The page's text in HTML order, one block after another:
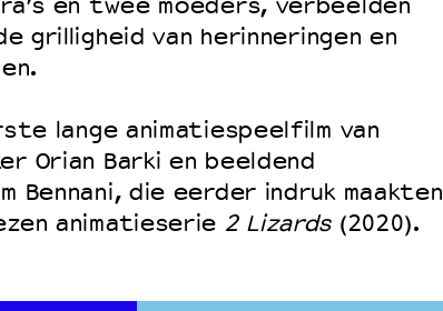
grilligheid van herinneringen en
lange animatiespeelfilm van
Orian Barki en beeldend
Bennani, die eerder indruk maakten
animatieserie 2 Lizards(2020).